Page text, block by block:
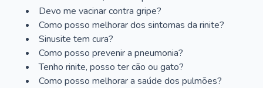
Devo me vacinar contra gripe?
Como posso melhorar dos sintomas da rinite?
Sinusite tem cura?
Como posso prevenir a pneumonia?
Tenho rinite, posso ter cão ou gato?
Como posso melhorar a saúde dos pulmões?